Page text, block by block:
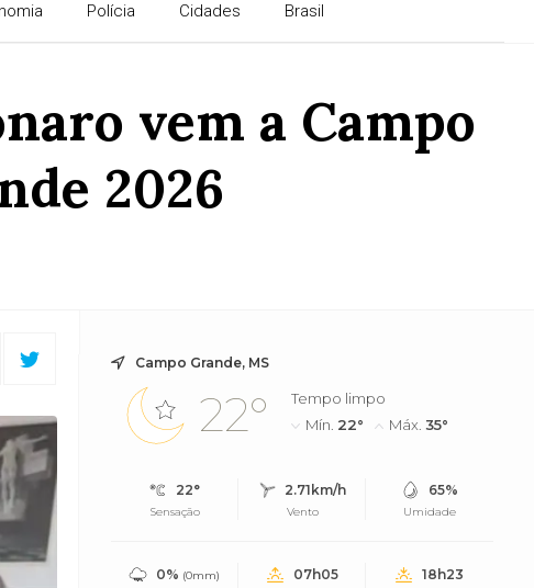
Polícia Cidades Brasil
vem a Campo
2026
Campo Grande, MS
22°
Tempo limpo
Mín. 22° Máx.35°
22°
Sensação
2.71km/h
Vento
65%
Umidade
0% (0mm)
07h05 18h23